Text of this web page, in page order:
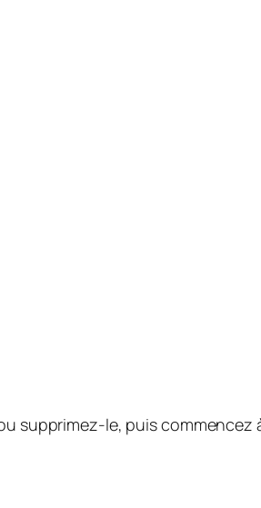
supprimez-le, puis commencez